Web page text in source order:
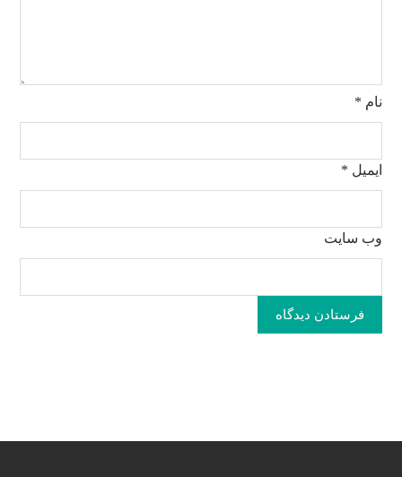
نام *
ایمیل *
وب‌ سایت
فرستادن دیدگاه